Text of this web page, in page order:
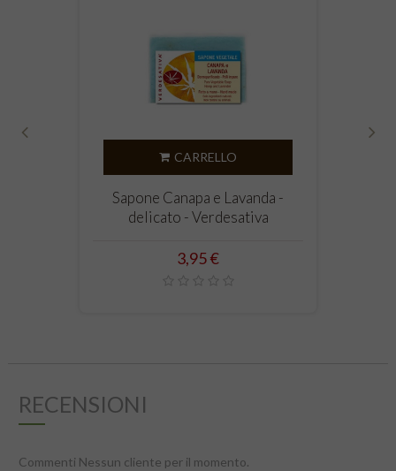
CARRELLO
Sapone Canapa e Lavanda -
delicato - Verdesativa
Prezzo
3,95 €
RECENSIONI
Commenti Nessun cliente per il momento.